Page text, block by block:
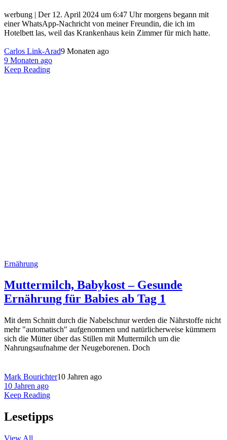
werbung | Der 12. April 2024 um 6:47 Uhr morgens begann mit
einer WhatsApp-Nachricht von meiner Freundin, die ich im
Hotelbett las, weil das Krankenhaus kein Zimmer für mich hatte.
Carlos Link-Arad9 Monaten ago
9 Monaten ago
Keep Reading
Ernährung
Muttermilch, Babykost – Gesunde
Ernährung für Babies ab Tag 1
Mit dem Schnitt durch die Nabelschnur werden die Nährstoffe nicht
mehr "automatisch" aufgenommen und natürlicherweise kümmern
sich die Mütter über das Stillen mit Muttermilch um die
Nahrungsaufnahme der Neugeborenen. Doch
Mark Bourichter10 Jahren ago
10 Jahren ago
Keep Reading
Lesetipps